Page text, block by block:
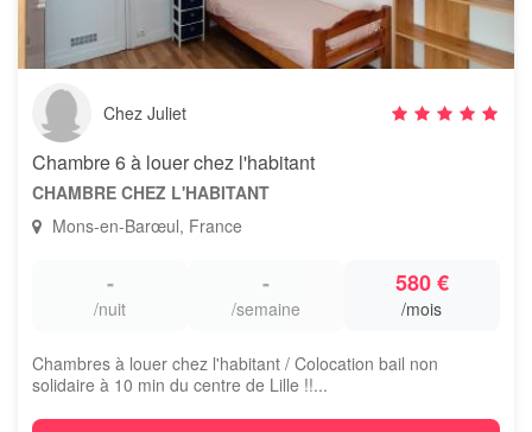
Chez Juliet
Chambre 6 à louer chez l'habitant
CHAMBRE CHEZ L'HABITANT
Mons-en-Barœul, France
-
/nuit
-
/semaine
580 €
/mois
Chambres à louer chez l'habitant / Colocation bail non
solidaire à 10 min du centre de Lille !!...